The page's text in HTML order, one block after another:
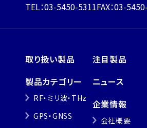
TEL：03-5450-5311FAX：03-
取り扱い製品
製品カテゴリー
RF・ミリ波・THz
GPS・GNSS
注目製品
ニュース
企業情報
会社概要